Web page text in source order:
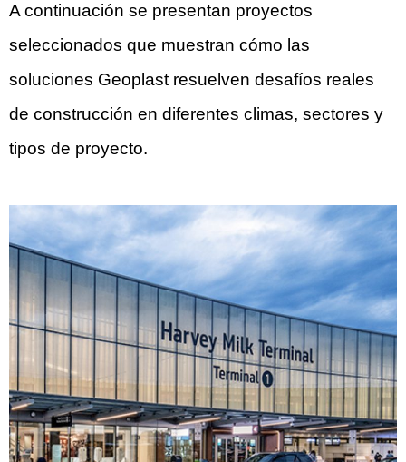
A continuación se presentan proyectos
seleccionados que muestran cómo las
soluciones Geoplast resuelven desafíos reales
de construcción en diferentes climas, sectores y
tipos de proyecto.